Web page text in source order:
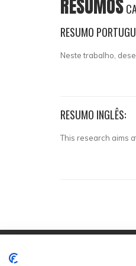
RESUMOS
RESUMO
Neste trabalho,
RESUMO INGLÊS:
This research aims